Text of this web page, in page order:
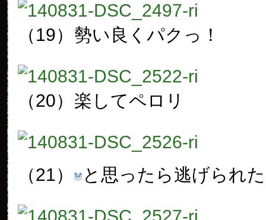
（19） 勢い良くパクっ！
（20） 楽してペロリ
（21） と思ったら逃げられた